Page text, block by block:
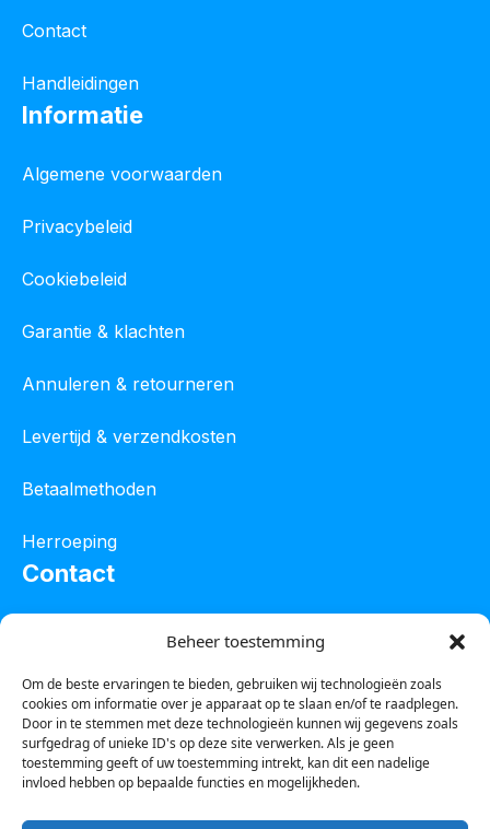
Beheer toestemming
Om de beste ervaringen te bieden, gebruiken wij technologieën zoals
cookies om informatie over je apparaat op te slaan en/of te raadplegen.
Door in te stemmen met deze technologieën kunnen wij gegevens zoals
surfgedrag of unieke ID's op deze site verwerken. Als je geen
toestemming geeft of uw toestemming intrekt, kan dit een nadelige
invloed hebben op bepaalde functies en mogelijkheden.
Contact
Handleidingen
Informatie
Algemene voorwaarden
Privacybeleid
Cookiebeleid
Garantie & klachten
Annuleren & retourneren
Levertijd & verzendkosten
Betaalmethoden
Herroeping
Contact
Tel :0850601800
Whatsapp : 0623388306